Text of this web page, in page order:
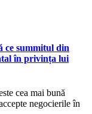
ce summitul din
în privința lui
cea mai bună
negocierile în